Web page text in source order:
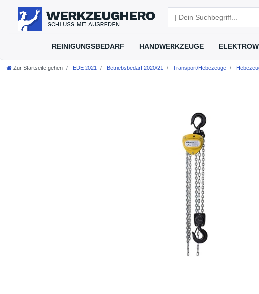
REINIGUNGSBEDARF HANDWERKZEUGE
Zur Startseite gehen EDE 2021 Betriebsbedarf 2020/21 Transport/Hebezeuge